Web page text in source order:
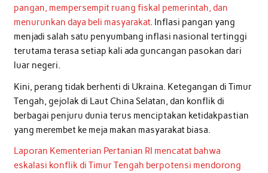
pangan, mempersempit ruang fiskal pemerintah, dan
menurunkan daya beli masyarakat. Inflasi pangan yang
menjadi salah satu penyumbang inflasi nasional tertinggi
terutama terasa setiap kali ada guncangan pasokan dari
luar negeri.
Kini, perang tidak berhenti di Ukraina. Ketegangan di Timur
Tengah, gejolak di Laut China Selatan, dan konflik di
berbagai penjuru dunia terus menciptakan ketidakpastian
yang merembet ke meja makan masyarakat biasa.
Laporan Kementerian Pertanian RI mencatat bahwa
eskalasi konflik di Timur Tengah berpotensi mendorong